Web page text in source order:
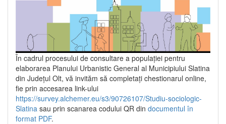
În cadrul procesului de consultare a populaţiei pentru
elaborarea Planului Urbanistic General al Municipiului Slatina
din Județul Olt, vă invităm să completați chestionarul online,
fie prin accesarea link-ului
https://survey.alchemer.eu/s3/90726107/Studiu-sociologic-
Slatina sau prin scanarea codului QR din documentul în
format PDF.